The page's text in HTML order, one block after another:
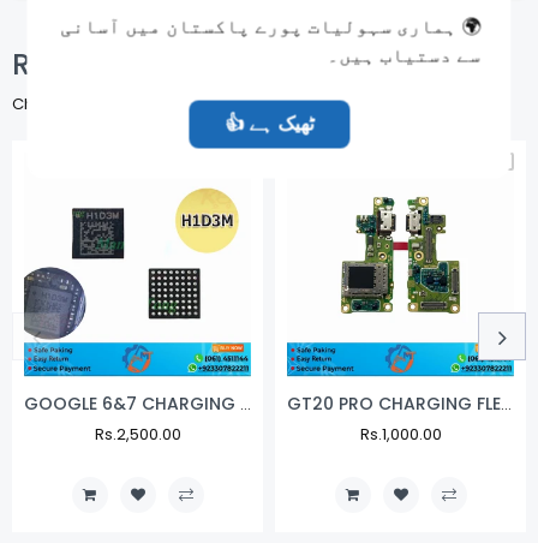
Related Products
Check items to add to the cart orSELECT ALL
GOOGLE 6&7 CHARGING IC UNLOCK
Regular
Rs.2,500.00
GT20 PRO CHARGING FLEX INFINIX
Regular
Rs.1,000.00
🌍 ہماری سہولیات پورے پاکستان میں آسانی
سے دستیاب ہیں۔
👍 ٹھیک ہے